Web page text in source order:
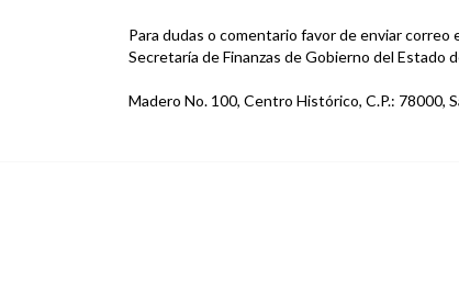
Para dudas o comentario favor de enviar correo
Secretaría de Finanzas de Gobierno del Estado
Madero No. 100, Centro Histórico, C.P.: 78000,